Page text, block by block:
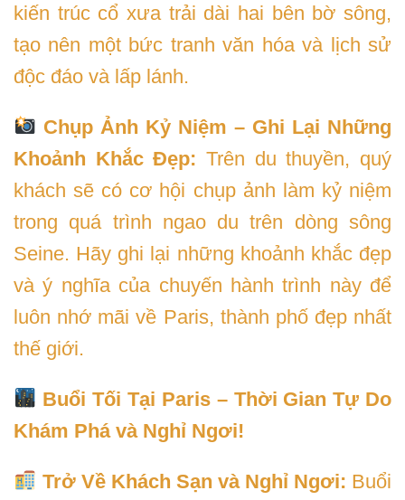
kiến trúc cổ xưa trải dài hai bên bờ sông,
tạo nên một bức tranh văn hóa và lịch sử
độc đáo và lấp lánh.
Chụp Ảnh Kỷ Niệm – Ghi Lại Những
Khoảnh Khắc Đẹp: Trên du thuyền, quý
khách sẽ có cơ hội chụp ảnh làm kỷ niệm
trong quá trình ngao du trên dòng sông
Seine. Hãy ghi lại những khoảnh khắc đẹp
và ý nghĩa của chuyến hành trình này để
luôn nhớ mãi về Paris, thành phố đẹp nhất
thế giới.
Buổi Tối Tại Paris – Thời Gian Tự Do
Khám Phá và Nghỉ Ngơi!
Trở Về Khách Sạn và Nghỉ Ngơi: Buổi